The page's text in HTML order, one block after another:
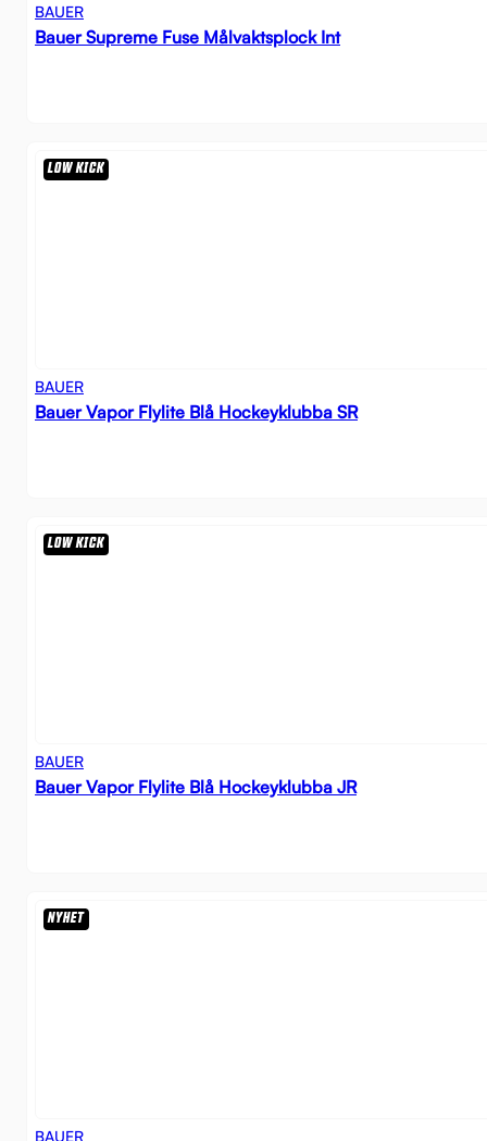
BAUER
Bauer Supreme Fuse Målvaktsplock Int
LOW KICK
BAUER
Bauer Vapor Flylite Blå Hockeyklubba SR
LOW KICK
BAUER
Bauer Vapor Flylite Blå Hockeyklubba JR
NYHET
BAUER